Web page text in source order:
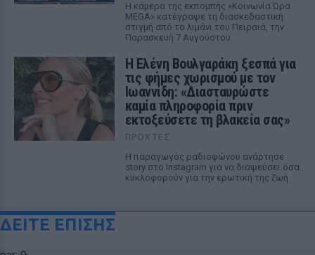
Η κάμερα της εκπομπής «Κοινωνία Ώρα
MEGA» κατέγραψε τη διασκεδαστική
στιγμή από το λιμάνι του Πειραιά, την
Παρασκευή 7 Αυγούστου.
Η Ελένη Βουλγαράκη ξεσπά για
τις φήμες χωρισμού με τον
Ιωαννίδη: «Διασταυρώστε
καμία πληροφορία πριν
εκτοξεύσετε τη βλακεία σας»
ΠΡΟΧΤΈΣ
Η παραγωγός ραδιοφώνου ανάρτησε
story στο Instagram για να διαψεύσει όσα
κυκλοφορούν για την ερωτική της ζωή
ΔΕΙΤΕ ΕΠΙΣΗΣ